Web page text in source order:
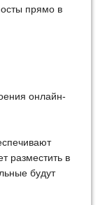
прямо в
онлайн-
разместить в
будут